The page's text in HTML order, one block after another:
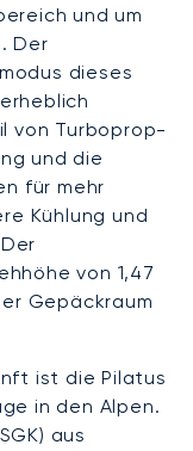
und um
Der
dieses
von Turboprop-
und die
für mehr
Kühlung und
von 1,47
Gepäckraum
ist die Pilatus
in den Alpen.
aus